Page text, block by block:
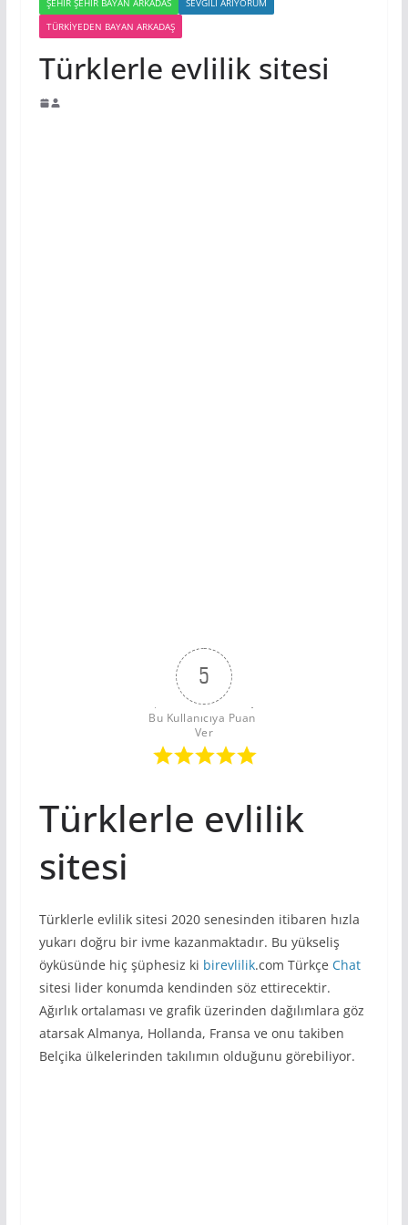
TÜRKIYEDEN BAYAN ARKADAŞ
Türklerle evlilik sitesi
5
Bu Kullanıcıya Puan
Ver
Türklerle evlilik
sitesi
Türklerle evlilik sitesi 2020 senesinden itibaren hızla
yukarı doğru bir ivme kazanmaktadır. Bu yükseliş
öyküsünde hiç şüphesiz ki birevlilik.com Türkçe Chat
sitesi lider konumda kendinden söz ettirecektir.
Ağırlık ortalaması ve grafik üzerinden dağılımlara göz
atarsak Almanya, Hollanda, Fransa ve onu takiben
Belçika ülkelerinden takılımın olduğunu görebiliyor.